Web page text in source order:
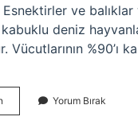
Esnektirler ve balıklar
deniz
Vücutlarının %90’ı
Neyi
Yorum Bırak